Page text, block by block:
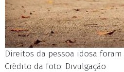
Direitos da pessoa idosa
Crédito da foto: Divulgação